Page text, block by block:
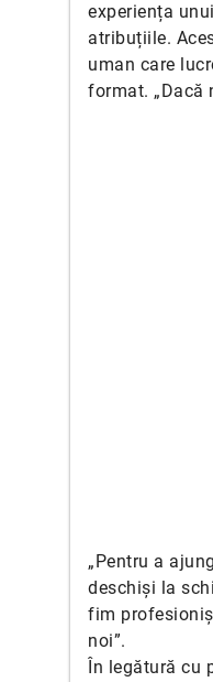
experiența
atribuțiile.
uman care
format. „Dacă
„Pentru a
deschiși la
fim
noi”.
În legătură cu